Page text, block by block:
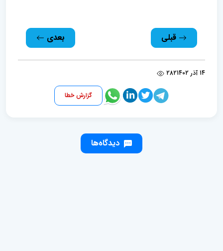
قبلی بعدی
14 آذر 1402 282
گزارش خطا
دیدگاه‌ها